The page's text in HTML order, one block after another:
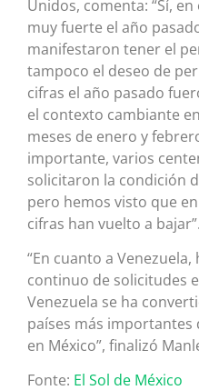
Unidos, comenta: “Sí,
muy fuerte el año
manifestaron tener el
tampoco el deseo de
cifras el año pasado
el contexto cambiante
meses de enero y
importante, varios
solicitaron la condición
pero hemos visto que
cifras han vuelto a bajar”.
“En cuanto a
continuo de solicitudes
Venezuela se ha
países más importantes
en México”, finalizó
Fonte: El Sol de México